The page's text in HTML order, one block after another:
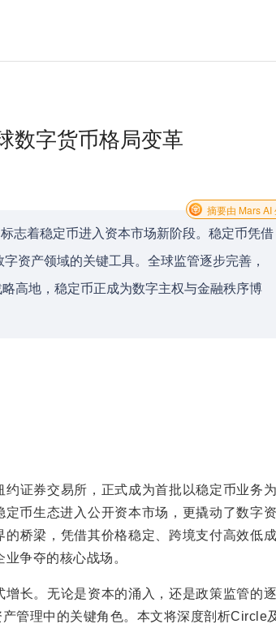
数字货币格局变革
志着稳定币进入资本市场新阶段。稳定币凭借
资产领域的关键工具。全球监管逐步完善，
高地，稳定币正成为数字主权与金融秩序博
摘要由 Mars AI
证券交易所，正式成为首批以稳定币业务
币生态进入公开资本市场，更撬动了数字
桥梁，凭借其价格稳定、跨境支付高效低
争夺的核心战场。
长。无论是资本的涌入，还是政策监管的
管理中的关键角色。本文将深度剖析Circle